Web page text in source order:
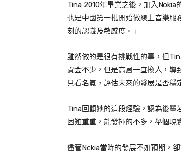
Tina 2010年畢業之後，加入Nokia
也是中國第一批開始做線上音樂服
刻的認識及敏感度。」
雖然做的是很有挑戰性的事，但
資金不少，但是高層一直換人，導
只看名氣，評估未來的發展是否穩
Tina回顧她的這段經驗，認為後輩
困難重重，能發揮的不多，舉個現
儘管Nokia當時的發展不如預期 ，